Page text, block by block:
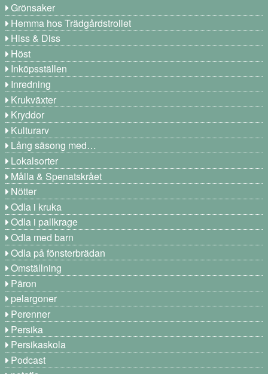
Grönsaker
Hemma hos Trädgårdstrollet
Hiss & Diss
Höst
Inköpsställen
Inredning
Krukväxter
Kryddor
Kulturarv
Lång säsong med…
Lokalsorter
Målla & Spenatskrået
Nötter
Odla i kruka
Odla i pallkrage
Odla med barn
Odla på fönsterbrädan
Omställning
Päron
pelargoner
Perenner
Persika
Persikaskola
Podcast